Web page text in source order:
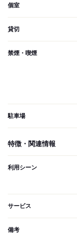
個室
貸切
禁煙・喫煙
駐車場
特徴・関連情報
利用シーン
サービス
備考